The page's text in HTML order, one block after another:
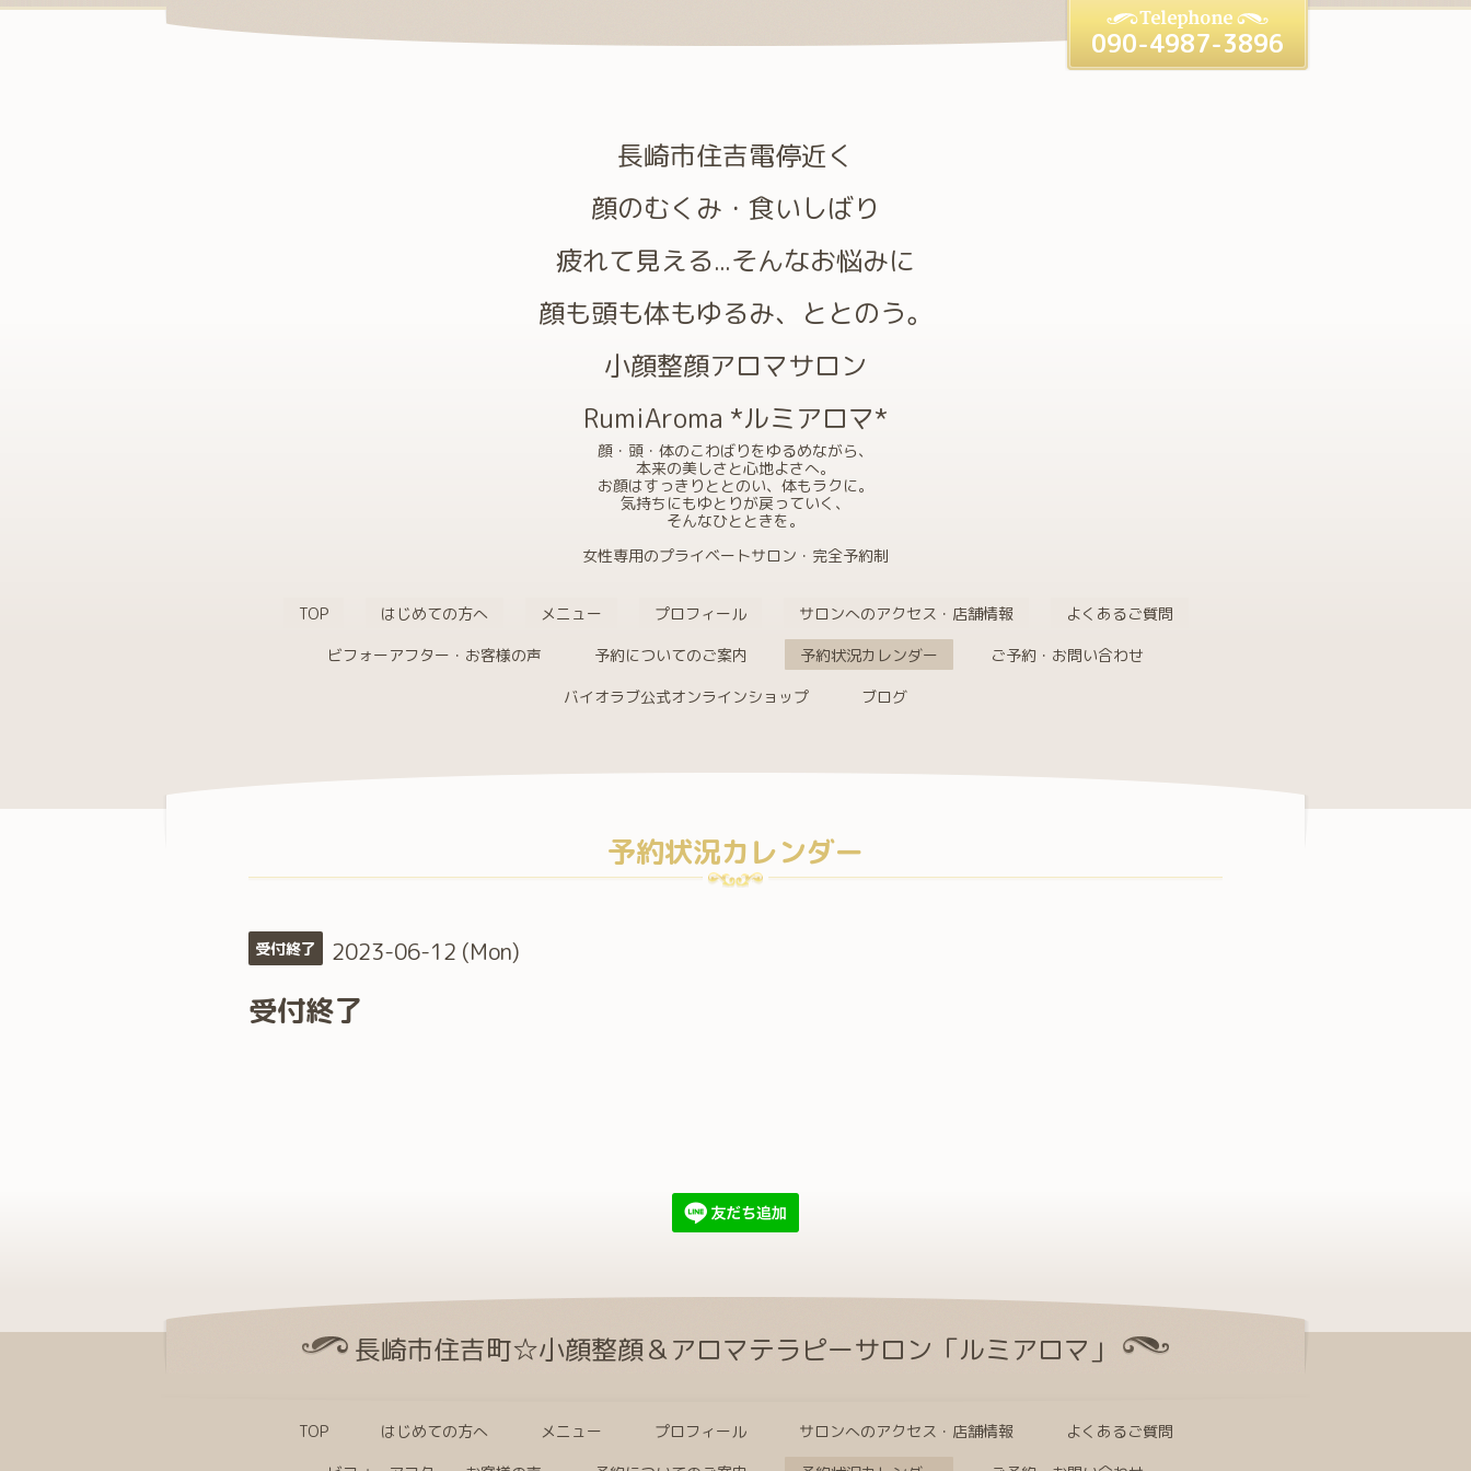
長崎市住吉電停近く
顔のむくみ・食いしばり
疲れて見える...そんなお悩みに
顔も頭も体もゆるみ、ととのう。
小顔整顔アロマサロン
RumiAroma *ルミアロマ*
顔・頭・体のこわばりをゆるめながら、
本来の美しさと心地よさへ。
お顔はすっきりととのい、体もラクに。
気持ちにもゆとりが戻っていく、
そんなひとときを。
女性専用のプライベートサロン・完全予約制
090-4987-3896
TOP はじめての方へ メニュー プロフィール サロンへのアクセス・店舗情報
よくあるご質問
ビフォーアフター・お客様の声
予約についてのご案内 予約状況カレンダー
ご予約・お問い合わせ
バイオラブ公式オンラインショップ
ブログ
予約状況カレンダー
受付終了 2023-06-12 (Mon)
受付終了
長崎市住吉町☆小顔整顔＆アロマテラピーサロン「ルミアロマ」
TOP はじめての方へ メニュー プロフィール サロンへのアクセス・店舗情報
よくあるご質問